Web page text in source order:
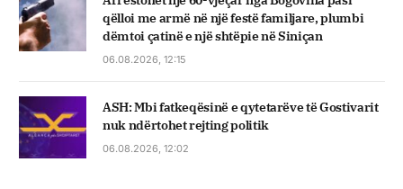
qëlloi me armë në një festë familjare, plumbi
dëmtoi çatinë e një shtëpie në Siniçan
06.08.2026, 12:15
ASH: Mbi fatkeqësinë e qytetarëve të Gostivarit
nuk ndërtohet rejting politik
06.08.2026, 12:02